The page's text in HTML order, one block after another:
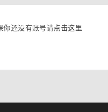
你还没有账号请点击这里